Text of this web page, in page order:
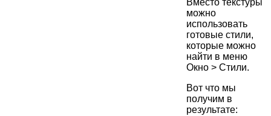
Вместо текстуры
можно
использовать
готовые стили,
которые можно
найти в меню
Окно > Стили.
Вот что мы
получим в
результате: